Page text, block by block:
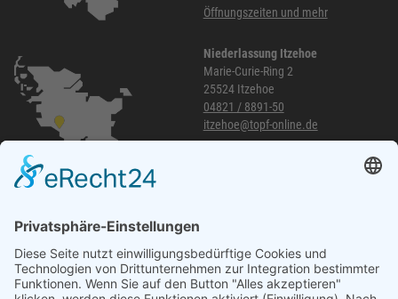
Öffnungszeiten und mehr
Niederlassung Itzehoe
Marie-Curie-Ring 2
25524 Itzehoe
04821 / 8891-50
itzehoe@topf-online.de
040 / 21 04 04 04-04
glinde@topf-online.de
Öffnungszeiten und mehr